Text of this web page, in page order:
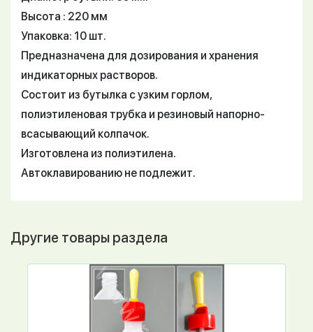
Высота : 220 мм
Упаковка: 10 шт.
Предназначена для дозирования и хранения
индикаторных растворов.
Состоит из бутылка с узким горлом,
полиэтиленовая трубка и резиновый напорно-
всасывающий колпачок.
Изготовлена из полиэтилена.
Автоклавированию не подлежит.
Другие товары раздела